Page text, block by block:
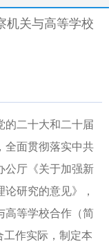
机关与高等学校
的二十大和二十届
全面贯彻落实中共
公厅《关于加强新
研究的意见》，
高等学校合作（简
工作实际，制定本